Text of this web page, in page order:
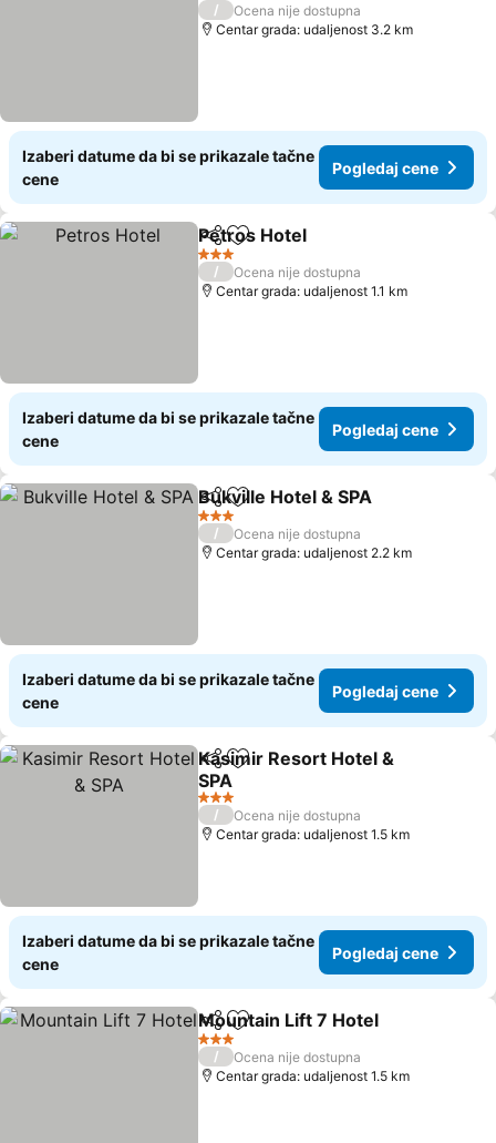
/
Ocena nije dostupna
Centar grada: udaljenost 3.2 km
Izaberi datume da bi se prikazale tačne
cene
Pogledaj cene
Deli Dodati u favorite
Petros Hotel
3 Zvezdice
/
Ocena nije dostupna
Centar grada: udaljenost 1.1 km
Izaberi datume da bi se prikazale tačne
cene
Pogledaj cene
Deli Dodati u favorite
Bukville Hotel & SPA
3 Zvezdice
/
Ocena nije dostupna
Centar grada: udaljenost 2.2 km
Izaberi datume da bi se prikazale tačne
cene
Pogledaj cene
Deli Dodati u favorite
Kasimir Resort Hotel &
SPA
3 Zvezdice
/
Ocena nije dostupna
Centar grada: udaljenost 1.5 km
Izaberi datume da bi se prikazale tačne
cene
Pogledaj cene
Deli Dodati u favorite
Mountain Lift 7 Hotel
3 Zvezdice
/
Ocena nije dostupna
Centar grada: udaljenost 1.5 km